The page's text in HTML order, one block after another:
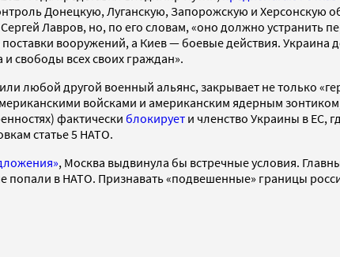
Донецкую, Луганскую, Запорожскую и Херсонскую
Лавров, но, по его словам, «оно должно устранить
вооружений, а Киев — боевые действия. Украина
свободы всех своих граждан».
любой другой военный альянс, закрывает не только
войсками и американским ядерным
фактически блокирует и членство Украины в ЕС,
статье 5 НАТО.
, Москва выдвинула бы встречные условия.
попали в НАТО. Признавать «подвешенные» границы